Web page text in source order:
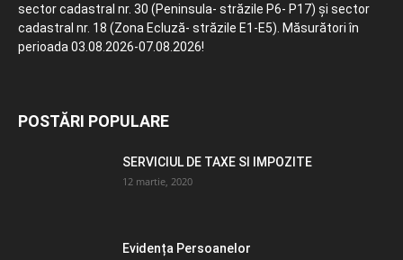
sector cadastral nr. 30 (Peninsula- străzile P6- P17) și sector
cadastral nr. 18 (Zona Ecluză- străzile E1-E5). Măsurători în
perioada 03.08.2026-07.08.2026!
POSTĂRI POPULARE
SERVICIUL DE TAXE SI IMPOZITE
12 martie, 2020
Evidența Persoanelor